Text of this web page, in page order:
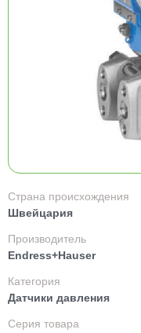
Страна происхождения
Швейцария
Производитель
Endress+Hauser
Категория
Датчики давления
Серия товара